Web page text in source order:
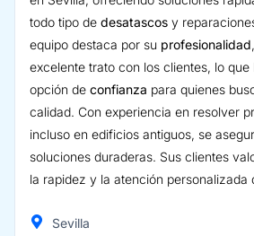
todo tipo de desatascos y
equipo destaca por su profesionalidad
excelente trato con los clientes, lo
opción de confianza para quienes
calidad. Con experiencia en resolver
incluso en edificios antiguos, se
soluciones duraderas. Sus clientes
la rapidez y la atención personalizada
Sevilla